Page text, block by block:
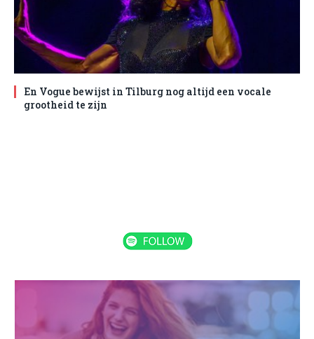
En Vogue bewijst in Tilburg nog altijd een vocale
grootheid te zijn